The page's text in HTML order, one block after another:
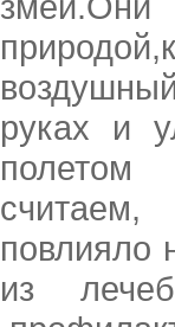
руках и
полетом
повлияло
из